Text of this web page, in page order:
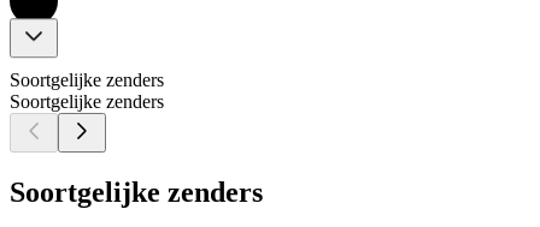
Soortgelijke zenders
Soortgelijke zenders
Soortgelijke zenders